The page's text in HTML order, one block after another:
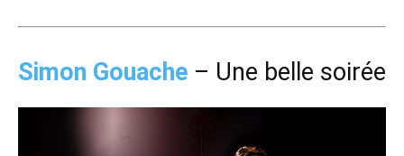
Simon Gouache – Une belle soirée